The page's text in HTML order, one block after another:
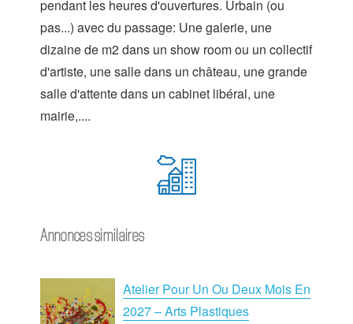
pendant les heures d'ouvertures. Urbain (ou
pas...) avec du passage: Une galerie, une
dizaine de m2 dans un show room ou un collectif
d'artiste, une salle dans un château, une grande
salle d'attente dans un cabinet libéral, une
mairie,....
Annonces similaires
Atelier Pour Un Ou Deux Mois En
2027 – Arts Plastiques